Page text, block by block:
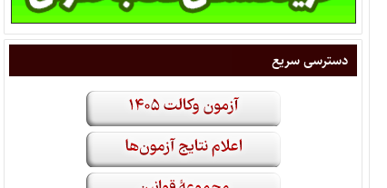
دسترسی سریع